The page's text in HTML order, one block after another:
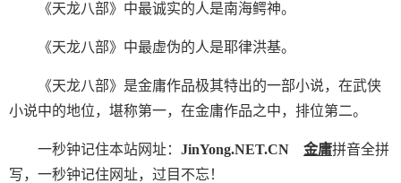
《天龙八部》中最诚实的人是南海鳄神。
《天龙八部》中最虚伪的人是耶律洪基。
《天龙八部》是金庸作品极其特出的一部小说，在武侠
小说中的地位，堪称第一，在金庸作品之中，排位第二。
一秒钟记住本站网址： JinYong.NET.CN 金庸拼音全拼
写，一秒钟记住网址，过目不忘！